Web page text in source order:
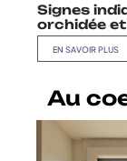
Signes
orchidée
EN SAVOIR PLUS
Au